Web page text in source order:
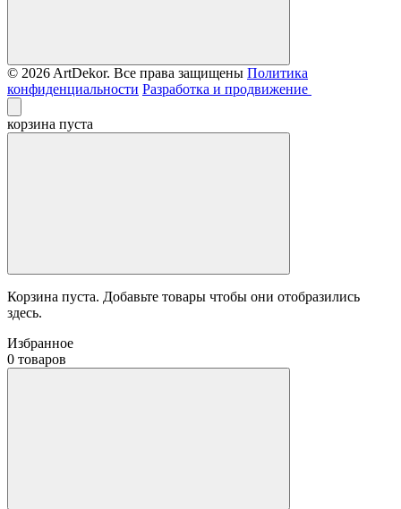
© 2026 ArtDekor. Все права защищены Политика
конфиденциальности Разработка и продвижение
корзина пуста
Корзина пуста. Добавьте товары чтобы они отобразились
здесь.
Избранное
0 товаров